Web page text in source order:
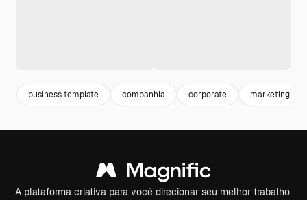
business template companhia corporate marketing
A plataforma criativa para você direcionar seu melhor trabalho.